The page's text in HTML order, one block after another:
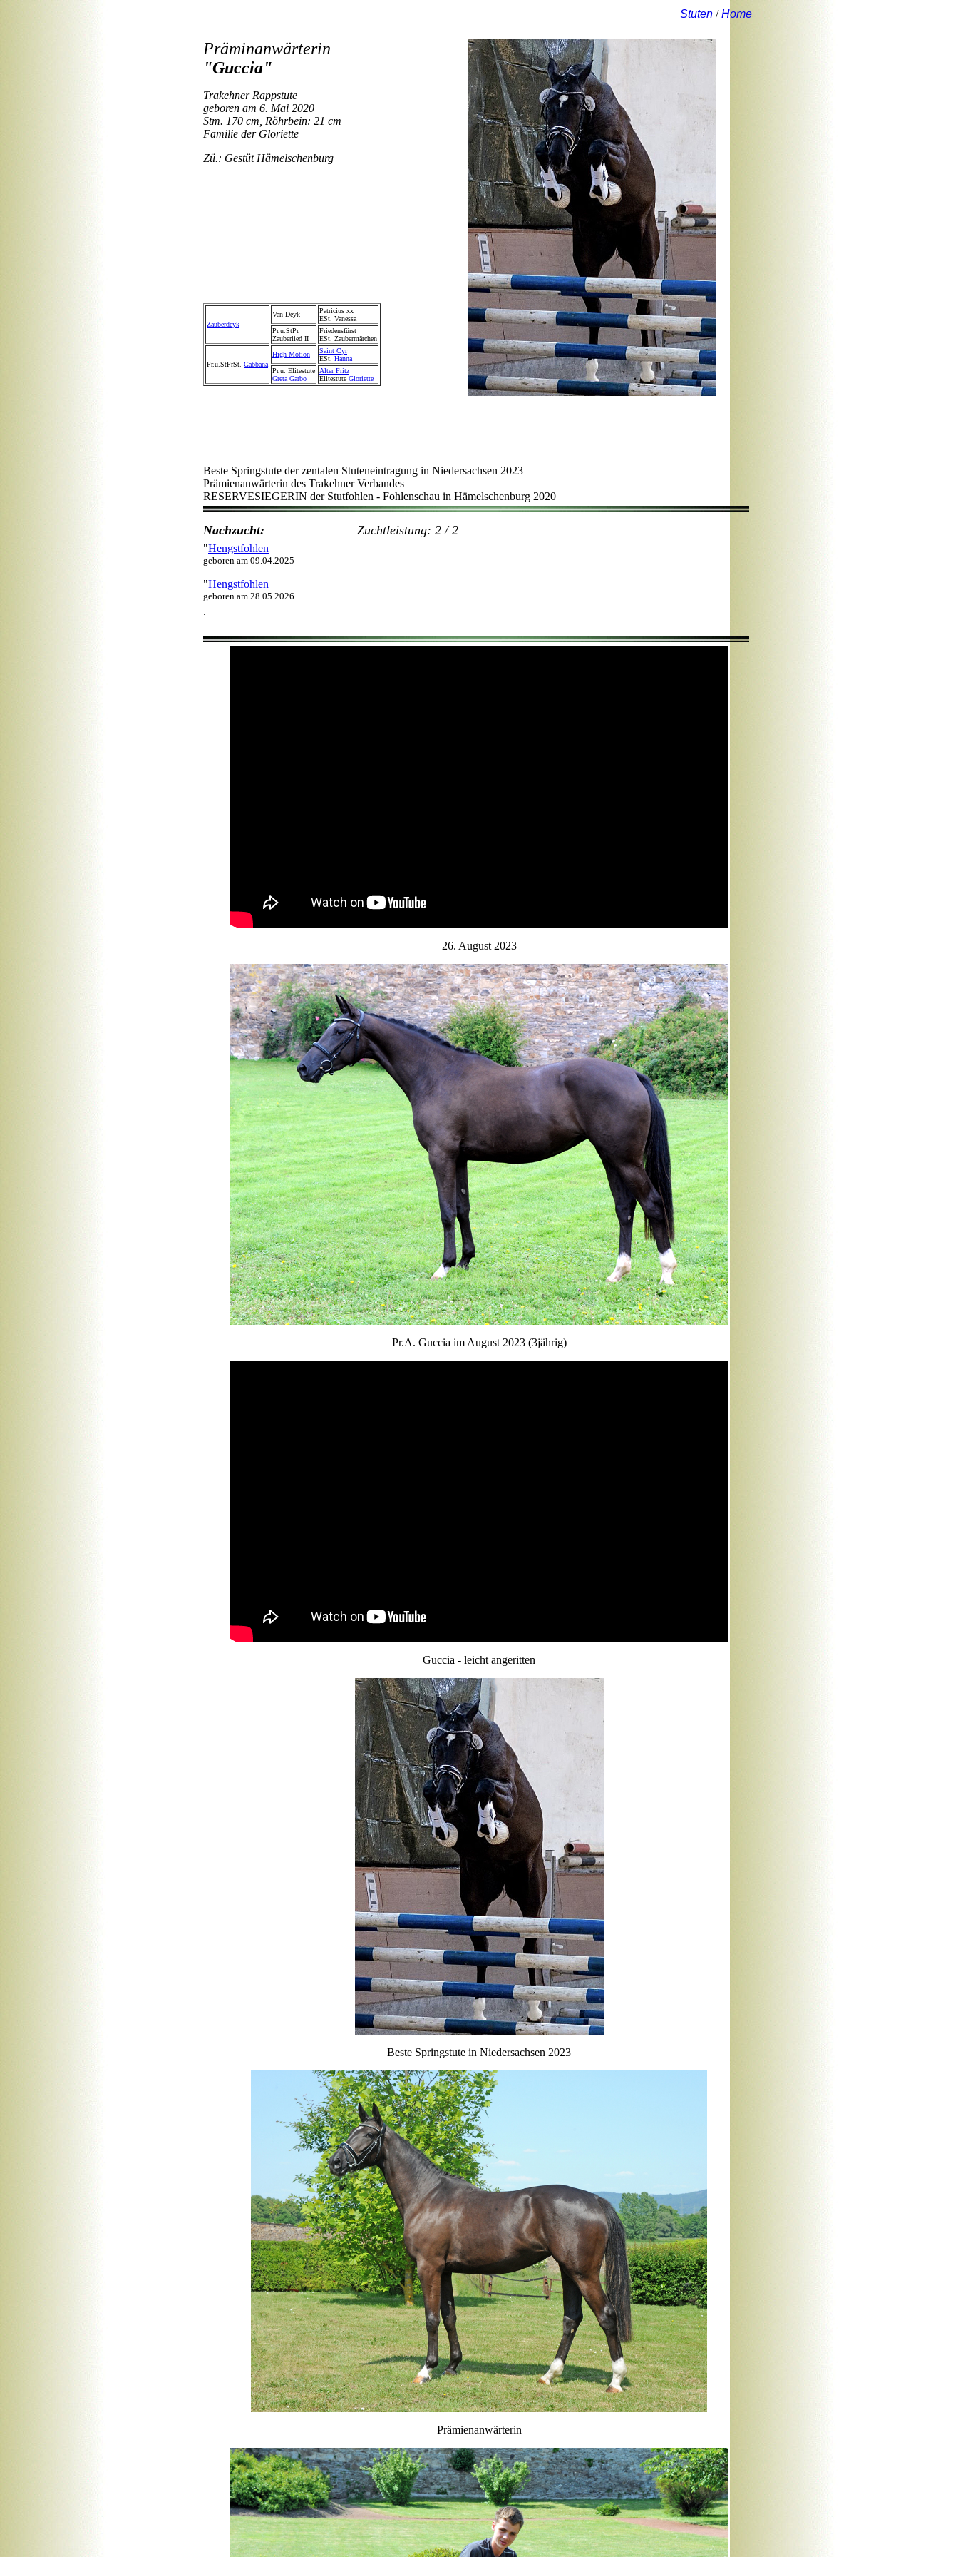
Stuten /Home
Präminanwärterin
"Guccia"
Trakehner Rappstute
geboren am 6. Mai 2020
Stm. 170 cm, Röhrbein: 21 cm
Familie der Gloriette
Zü.: Gestüt Hämelschenburg
Zauberdeyk
Van Deyk
Patricius xx
ESt. Vanessa
Pr.u.StPr.
Zauberlied II
Friedensfürst
ESt. Zaubermärchen
Pr.u.StPrSt. Gabbana
High Motion
Saint Cyr
ESt. Hanna
Pr.u. Elitestute
Greta Garbo
Alter Fritz
Elitestute Gloriette
Beste Springstute der zentalen Stuteneintragung in Niedersachsen 2023
Prämienanwärterin des Trakehner Verbandes
RESERVESIEGERIN der Stutfohlen - Fohlenschau in Hämelschenburg 2020
Nachzucht: Zuchtleistung: 2 / 2
"Hengstfohlen
geboren am 09.04.2025
"Hengstfohlen
geboren am 28.05.2026
.
26. August 2023
Pr.A. Guccia im August 2023 (3jährig)
Guccia - leicht angeritten
Beste Springstute in Niedersachsen 2023
Prämienanwärterin